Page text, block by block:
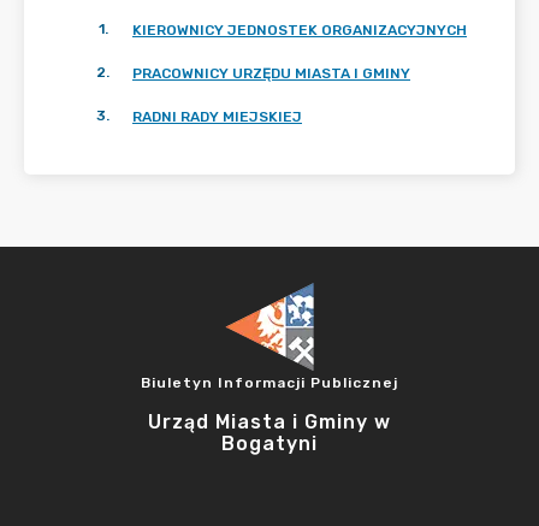
1. KIEROWNICY JEDNOSTEK ORGANIZACYJNYCH
2. PRACOWNICY URZĘDU MIASTA I GMINY
3. RADNI RADY MIEJSKIEJ
Biuletyn Informacji Publicznej
Urząd Miasta i Gminy w
Bogatyni